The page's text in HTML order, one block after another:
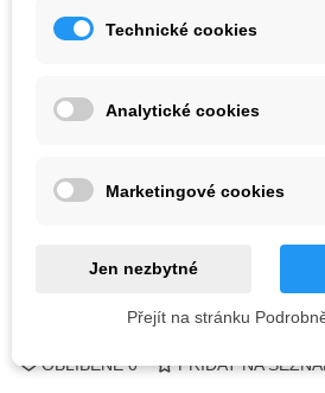
1 379,40 Kč (s DPH)
QR kód
OBLÍBENÉ 0 PŘIDAT NA
Technické cookies
Analytické cookies
Marketingové cookies
Jen nezbytné
Přejít na stránku